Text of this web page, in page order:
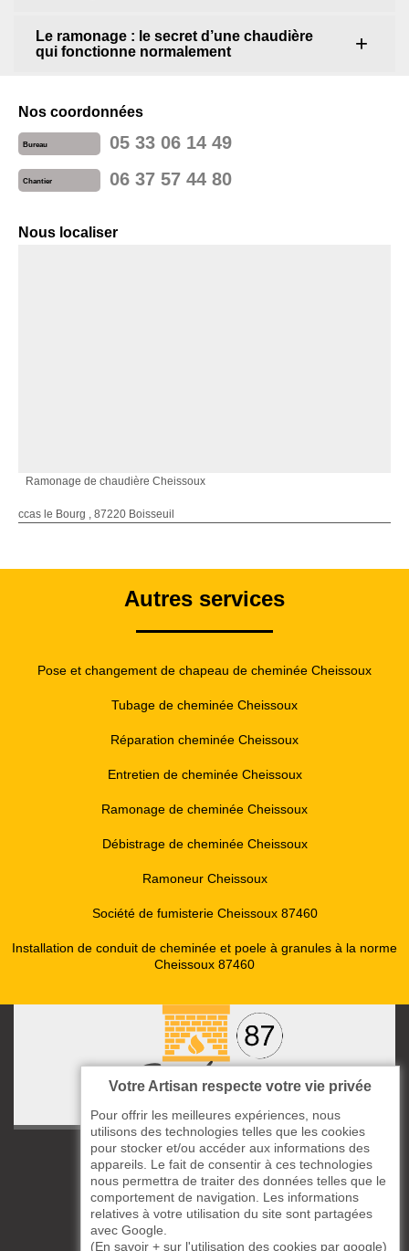
Le ramonage : le secret d’une chaudière
qui fonctionne normalement
Nos coordonnées
Bureau 05 33 06 14 49
Chantier 06 37 57 44 80
Nous localiser
Ramonage de chaudière Cheissoux
ccas le Bourg , 87220 Boisseuil
Autres services
Pose et changement de chapeau de cheminée Cheissoux
Tubage de cheminée Cheissoux
Réparation cheminée Cheissoux
Entretien de cheminée Cheissoux
Ramonage de cheminée Cheissoux
Débistrage de cheminée Cheissoux
Ramoneur Cheissoux
Société de fumisterie Cheissoux 87460
Installation de conduit de cheminée et poele à granules à la norme
Cheissoux 87460
ccas le Bourg
87220 Boisseuil
05 33 06 14 49
06 37 57 44 80
Votre Artisan respecte votre vie privée
Pour offrir les meilleures expériences, nous
utilisons des technologies telles que les cookies
pour stocker et/ou accéder aux informations des
appareils. Le fait de consentir à ces technologies
nous permettra de traiter des données telles que le
comportement de navigation. Les informations
relatives à votre utilisation du site sont partagées
avec Google.
(En savoir + sur l'utilisation des cookies par google)